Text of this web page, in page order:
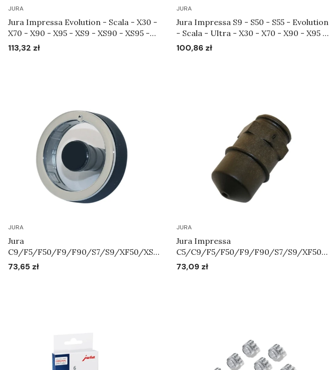
JURA
Jura Impressa Evolution - Scala - X30 -
X70 - X90 - X95 - XS9 - XS90 - XS95 -
Pojemnik na fusy Art. 59096
Cena
113,32 zł
JURA
Jura Impressa S9 - S50 - S55 - Evolution
- Scala - Ultra - X30 - X70 - X90 - X95 -
XS9 - XS90 - XS95 - Pokrywa chroniąca
Cena
100,86 zł
JURA
Jura
C9/F5/F50/F9/F90/S7/S9/XF50/XS9
/XS90/XS95 - Pokrętło regulatora
Cena
73,65 zł
JURA
Jura Impressa
C5/C9/F5/F50/F9/F90/S7/S9/XF50/
XS9/XS90/XS95 - Dysza Pary Art.63354
Cena
73,09 zł